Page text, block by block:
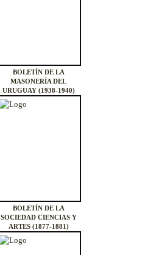
BOLETÍN DE LA
MASONERÍA DEL
URUGUAY (1938-1940)
BOLETÍN DE LA
SOCIEDAD CIENCIAS Y
ARTES (1877-1881)